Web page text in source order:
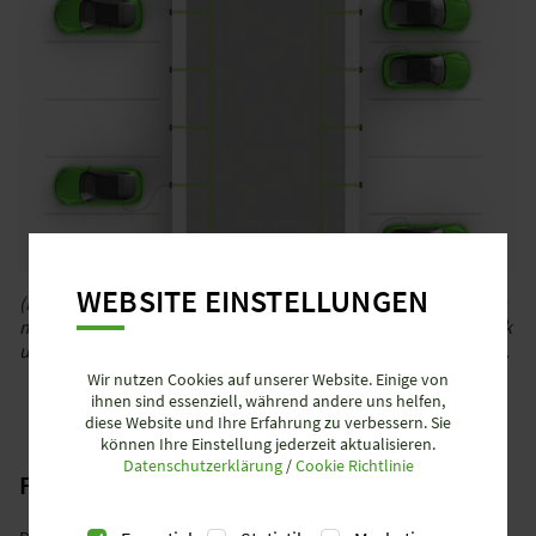
(Foto 1: Dezentrale Energieverteilung) Der dezentrale Aufbau
mit podis® reduziert Material, Platzbedarf im Verteilerschrank
und Brandlast gegenüber einer klassischen Sterninstallation.
Flexible Erweiterung
WEBSITE EINSTELLUNGEN
Wir nutzen Cookies auf unserer Website. Einige von
ihnen sind essenziell, während andere uns helfen,
diese Website und Ihre Erfahrung zu verbessern. Sie
können Ihre Einstellung jederzeit aktualisieren.
Datenschutzerklärung/Cookie Richtlinie